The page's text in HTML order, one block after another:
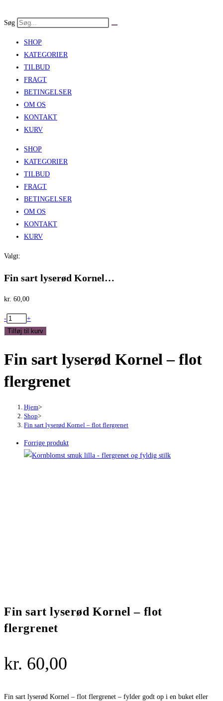
to
Søg
SHOP
KATEGORIER
TILBUD
FRAGT
BETINGELSER
OM OS
KONTAKT
KURV
SHOP
KATEGORIER
TILBUD
FRAGT
BETINGELSER
OM OS
KONTAKT
KURV
Valgt:
Fin sart lyserød Kornel…
kr. 60,00
Fin
sart
Kornel
flot
-
+
Tilføj til kurv
Fin sart lyserød Kornel – flot
flergrenet
Hjem>
Shop>
Fin sart lyserød Kornel – flot flergrenet
Forrige produkt
Fin sart lyserød Kornel – flot
flergrenet
kr. 60,00
Fin sart lyserød Kornel – flot flergrenet – fylder godt op i en buket eller